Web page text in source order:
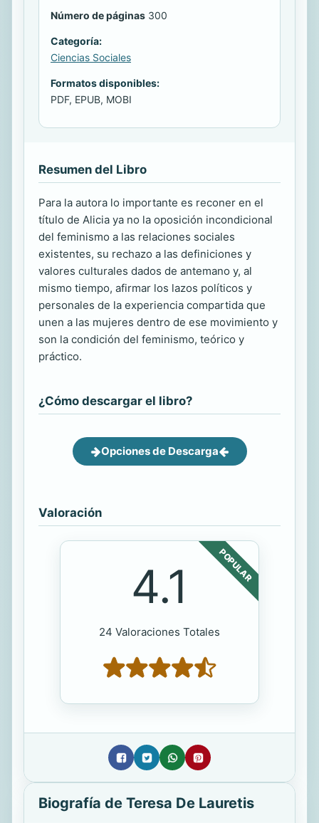
Número de páginas 300
Categoría:
Ciencias Sociales
Formatos disponibles:
PDF, EPUB, MOBI
Resumen del Libro
Para la autora lo importante es reconer en el
título de Alicia ya no la oposición incondicional
del feminismo a las relaciones sociales
existentes, su rechazo a las definiciones y
valores culturales dados de antemano y, al
mismo tiempo, afirmar los lazos políticos y
personales de la experiencia compartida que
unen a las mujeres dentro de ese movimiento y
son la condición del feminismo, teórico y
práctico.
¿Cómo descargar el libro?
Opciones de Descarga
Valoración
POPULAR
4.1
24 Valoraciones Totales
Biografía de Teresa De Lauretis